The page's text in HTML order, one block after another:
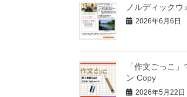
ノルディック
2026年6月6日
「作文ごっこ
ン Copy
2026年5月22日